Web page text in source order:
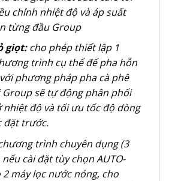
chỉnh nhiệt độ và áp suất
từng đầu Group
giọt:cho phép thiết lập 1
trình cụ thể để pha hỗn
phương pháp pha cà phê
sẽ tự động phân phối
nhiệt độ và tối ưu tốc độ dòng
đặt trước.
trình chuyên dụng (3
cài đặt tùy chọn AUTO-
2 máy lọc nước nóng, cho